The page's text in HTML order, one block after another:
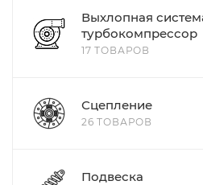
Выхлопная
турбокомпрессор
17 ТОВАРОВ
Сцепление
26 ТОВАРОВ
Подвеска